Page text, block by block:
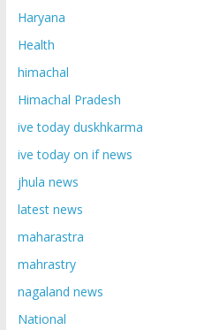
Haryana
Health
himachal
Himachal Pradesh
ive today duskhkarma
ive today on if news
jhula news
latest news
maharastra
mahrastry
nagaland news
National